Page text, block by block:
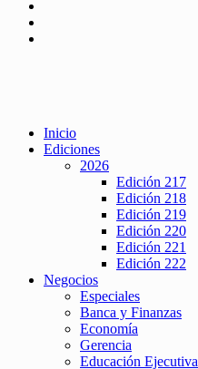
Inicio
Ediciones
2026
Edición 217
Edición 218
Edición 219
Edición 220
Edición 221
Edición 222
Negocios
Especiales
Banca y Finanzas
Economía
Gerencia
Educación Ejecutiva